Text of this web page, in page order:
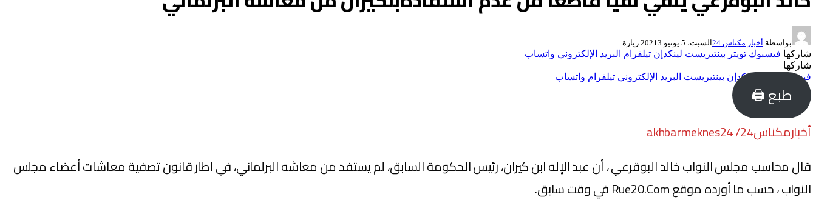
بواسطة أخبار مكناس 24 السبت، 5 يونيو 2021 3 زيارة
شاركها فيسبوك تويتر بينتيريست لينكدإن تيلقرام البريد الإلكتروني واتساب
شاركها
فيسبوك
لينكدإن بينتيريست البريد الإلكتروني تيلقرام واتساب
طبع 🖨
أخبارمكناس24/ akhbarmeknes24
قال محاسب مجلس النواب خالد البوقرعي ، أن عبد الإله ابن كيران، رئيس الحكومة السابق، لم يستفد من معاشه البرلماني، في اطار قانون تصفية معاشات أعضاء مجلس
النواب ، حسب ما أورده موقع Rue20.Com في وقت سابق.